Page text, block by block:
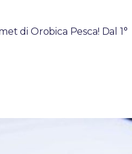
di Orobica Pesca! Dal 1°